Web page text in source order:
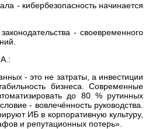
начинается
- своевременного
- это не затраты, а инвестиции
бизнеса. Современные
до 80 % рутинных
- вовлечённость руководства.
ИБ в корпоративную культуру,
и репутационных потерь».